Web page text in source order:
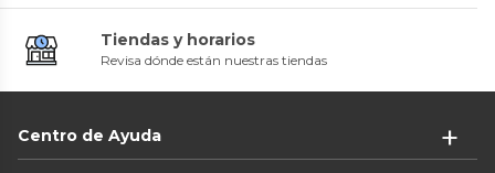
Tiendas y horarios
Revisa dónde están nuestras tiendas
Centro de Ayuda